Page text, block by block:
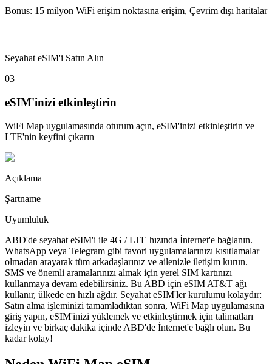
Bonus: 15 milyon WiFi erişim noktasına erişim, Çevrim dışı haritalar
Seyahat eSIM'i Satın Alın
03
eSIM'inizi etkinleştirin
WiFi Map uygulamasında oturum açın, eSIM'inizi etkinleştirin ve
LTE'nin keyfini çıkarın
Açıklama
Şartname
Uyumluluk
ABD'de seyahat eSIM'i ile 4G / LTE hızında İnternet'e bağlanın.
WhatsApp veya Telegram gibi favori uygulamalarınızı kısıtlamalar
olmadan arayarak tüm arkadaşlarınız ve ailenizle iletişim kurun.
SMS ve önemli aramalarınızı almak için yerel SIM kartınızı
kullanmaya devam edebilirsiniz. Bu ABD için eSIM AT&T ağı
kullanır, ülkede en hızlı ağdır. Seyahat eSIM'ler kurulumu kolaydır:
Satın alma işleminizi tamamladıktan sonra, WiFi Map uygulamasına
giriş yapın, eSIM'inizi yüklemek ve etkinleştirmek için talimatları
izleyin ve birkaç dakika içinde ABD'de İnternet'e bağlı olun. Bu
kadar kolay!